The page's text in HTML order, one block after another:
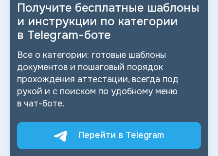
Получите бесплатные шаблоны
и инструкции по категории
в Telegram-боте
Все о категории: готовые шаблоны
документов и пошаговый порядок
прохождения аттестации, всегда под
рукой и с поиском по удобному меню
в чат-боте.
Перейти в Telegram